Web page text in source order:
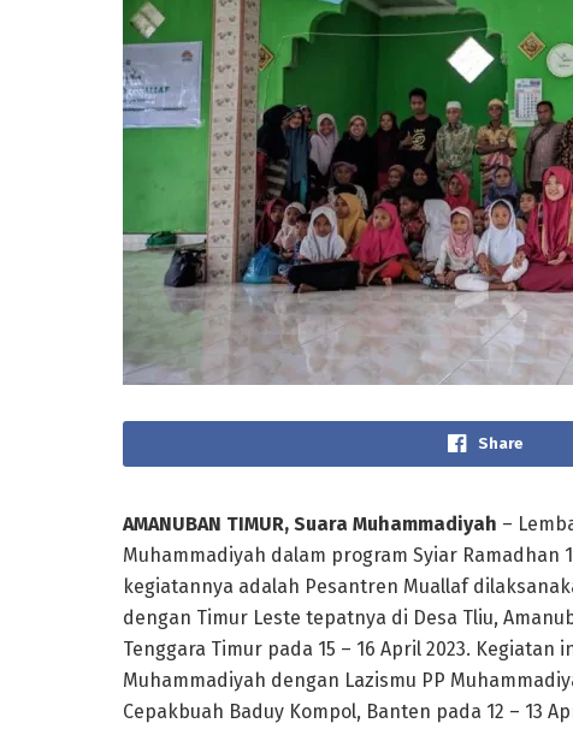
Share
AMANUBAN TIMUR, Suara Muhammadiyah –
Muhammadiyah dalam program Syiar Ramadhan
kegiatannya adalah Pesantren Muallaf
dengan Timur Leste tepatnya di Desa Tliu,
Tenggara Timur pada 15 – 16 April 2023. Kegiatan
Muhammadiyah dengan Lazismu PP
Cepakbuah Baduy Kompol, Banten pada 12 – 13